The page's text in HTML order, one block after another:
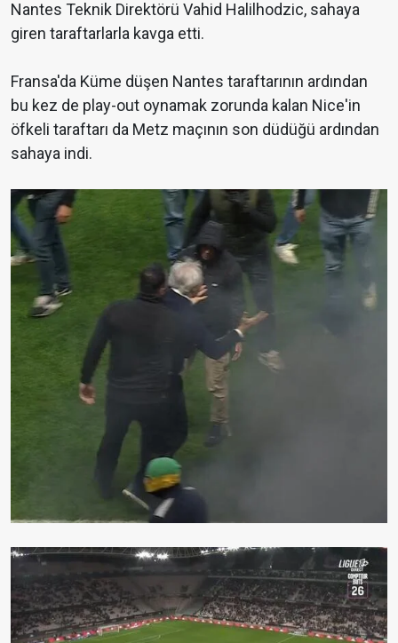
Nantes Teknik Direktörü Vahid Halilhodzic, sahaya
giren taraftarlarla kavga etti.
Fransa'da Küme düşen Nantes taraftarının ardından
bu kez de play-out oynamak zorunda kalan Nice'in
öfkeli taraftarı da Metz maçının son düdüğü ardından
sahaya indi.